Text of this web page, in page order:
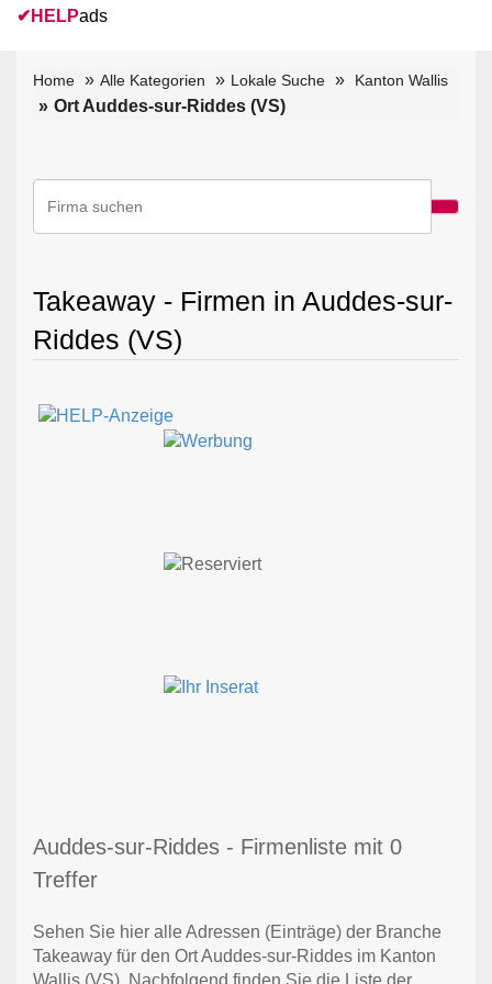
✔ HELPads
Home Alle Kategorien Lokale Suche Kanton Wallis
Ort Auddes-sur-Riddes (VS)
Takeaway - Firmen in Auddes-sur-
Riddes (VS)
Auddes-sur-Riddes - Firmenliste mit 0
Treffer
Sehen Sie hier alle Adressen (Einträge) der Branche
Takeaway für den Ort Auddes-sur-Riddes im Kanton